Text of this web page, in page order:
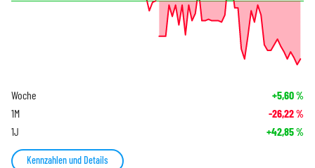
Woche +5,60%
1M -26,22%
1J +42,85%
Kennzahlen und Details